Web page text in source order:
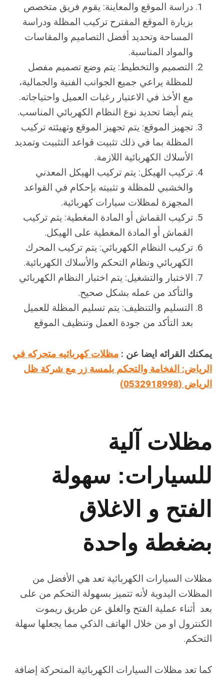
دراسة الموقع والمعاينة: يقوم فريق متخصص
بزيارة الموقع المقترح تركيب المظلة ودراسة
المساحة وتحديد أفضل التصاميم والمقاسات
والمواد المناسبة.
التصميم والتخطيط: يتم وضع تصميم مفصل
للمظلة يراعي جميع الجوانب الفنية والجمالية،
مع الأخذ في الاعتبار رغبات العميل واحتياجاته.
يتم أيضا تحديد نوع النظام الكهربائي المناسب.
تجهيز الموقع: يتم تجهيز الموقع وتهيئته تركيب
المظلة بما في ذلك تثبيت قواعد التثبيت وتمديد
الأسلاك الكهربائية اللازمة.
تركيب الهيكل: يتم تركيب الهيكل المعدني
والخشبي للمظلة و تثبيته بإحكام في القواعد
المجهزة لمظلات سيارات كهربائية.
تركيب القماش أو المادة المغطية: يتم تركيب
القماش أو المادة المغطية على الهيكل.
تركيب النظام الكهربائي: يتم تركيب المحرك
الكهربائي ونظام التحكم والأسلاك الكهربائية.
الاختبار والتشغيل: يتم اختبار النظام الكهربائي
والتأكد من عمله بشكل صحيح.
التسليم والتنظيف: يتم تسليم المظلة للعميل
بعد التأكد من جودة العمل وتنظيف الموقع
يمكنك القرائه ايضا عن : مظلات كهربائيه متحركه في
الرياض: الفخامة والتحكم بلمسة زر مع شركة ظل
الرياض (0532918998)
مظلات آلية
للسيارات: سهولة
الفتح و الاغلاق
بضغطة واحدة
مظلات السيارات الكهربائية تعد هي الأفضل من
المظلات اليدوية لأنه تتميز بسهولة التحكم من على
بعد أثناء عملية الفتح والغلق عن طريق ريموت
الكنترول او من خلال الهاتف الذكي مما يجعلها سهلة
التحكم.
كما تعد مظلات السيارات الكهربائية المتحركة إضافة